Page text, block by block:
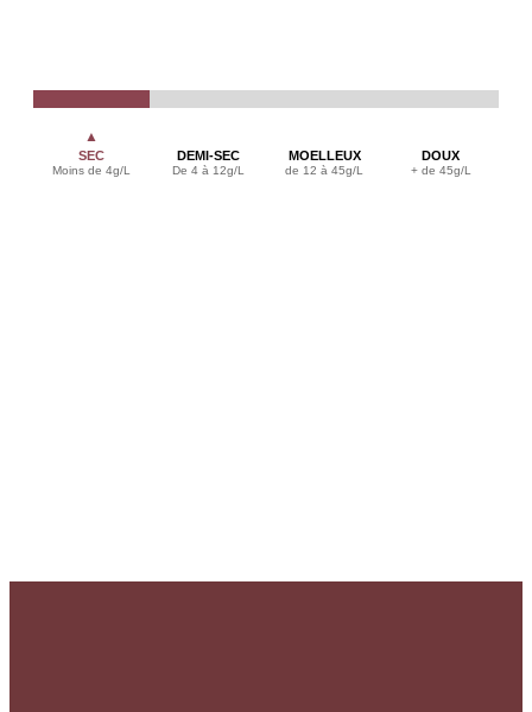
▲
SEC
Moins de 4g/L
DEMI-SEC
De 4 à 12g/L
MOELLEUX
de 12 à 45g/L
DOUX
+ de 45g/L